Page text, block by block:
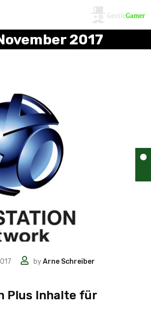
2017
byArne Schreiber
Plus Inhalte für